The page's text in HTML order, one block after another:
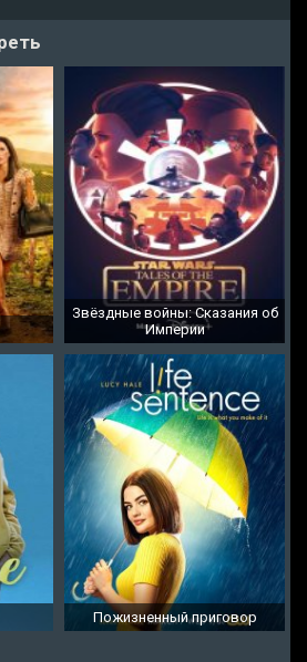
Звёздные войны: Сказания об
Империи
Пожизненный приговор